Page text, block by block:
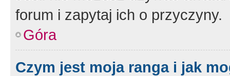
forum i zapytaj ich o przyczyny.
Góra
Czym jest moja ranga i jak